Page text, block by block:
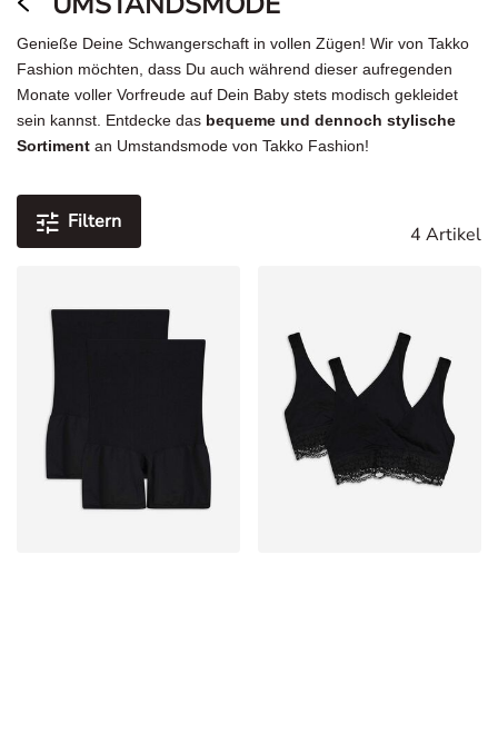
Genieße Deine Schwangerschaft in vollen Zügen! Wir von Takko
Fashion möchten, dass Du auch während dieser aufregenden
Monate voller Vorfreude auf Dein Baby stets modisch gekleidet
sein kannst. Entdecke das bequeme und dennoch stylische
Sortiment an Umstandsmode von Takko Fashion!
Filtern
4 Artikel